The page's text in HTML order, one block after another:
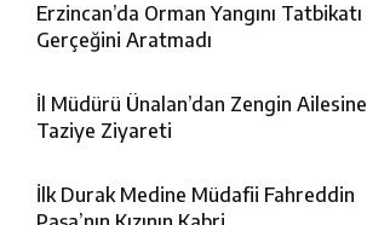
Erzincan’da Orman Yangını Tatbikatı
Gerçeğini Aratmadı
İl Müdürü Ünalan’dan Zengin Ailesine
Taziye Ziyareti
İlk Durak Medine Müdafii Fahreddin